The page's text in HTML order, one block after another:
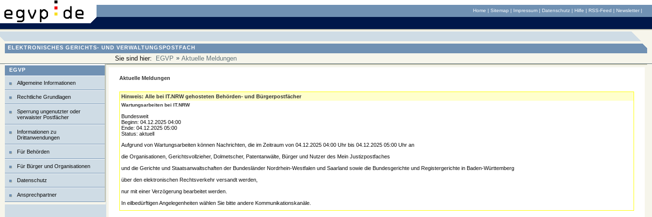
Home | Sitemap | Impressum | Datenschutz | Hilfe | RSS-Feed | Newsletter |
ELEKTRONISCHES GERICHTS- UND VERWALTUNGSPOSTFACH
Sie sind hier: EGVP » Aktuelle Meldungen
EGVP
Allgemeine Informationen
Rechtliche Grundlagen
Sperrung ungenutzter oder
verwaister Postfächer
Informationen zu
Drittanwendungen
Für Behörden
Für Bürger und Organisationen
Datenschutz
Ansprechpartner
Aktuelle Meldungen
Hinweis: Alle bei IT.NRW gehosteten Behörden- und Bürgerpostfächer
Wartungsarbeiten bei IT.NRW
Bundesweit
Beginn: 04.12.2025 04:00
Ende: 04.12.2025 05:00
Status: aktuell
Aufgrund von Wartungsarbeiten können Nachrichten, die im Zeitraum von 04.12.2025 04:00 Uhr bis 04.12.2025 05:00 Uhr an
die Organisationen, Gerichtsvollzieher, Dolmetscher, Patentanwälte, Bürger und Nutzer des Mein Justizpostfaches
und die Gerichte und Staatsanwaltschaften der Bundesländer Nordrhein-Westfalen und Saarland sowie die Bundesgerichte und Registergerichte in Baden-Württemberg
über den elektronischen Rechtsverkehr versandt werden,
nur mit einer Verzögerung bearbeitet werden.
In eilbedürftigen Angelegenheiten wählen Sie bitte andere Kommunikationskanäle.